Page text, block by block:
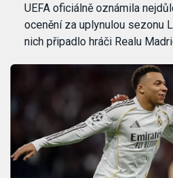
UEFA oficiálně oznámila
ocenění za uplynulou sezonu
nich připadlo hráči Realu